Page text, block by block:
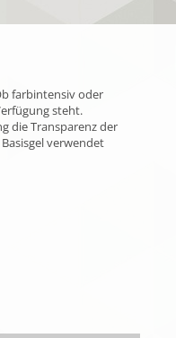
farbintensiv oder
steht.
die Transparenz der
verwendet